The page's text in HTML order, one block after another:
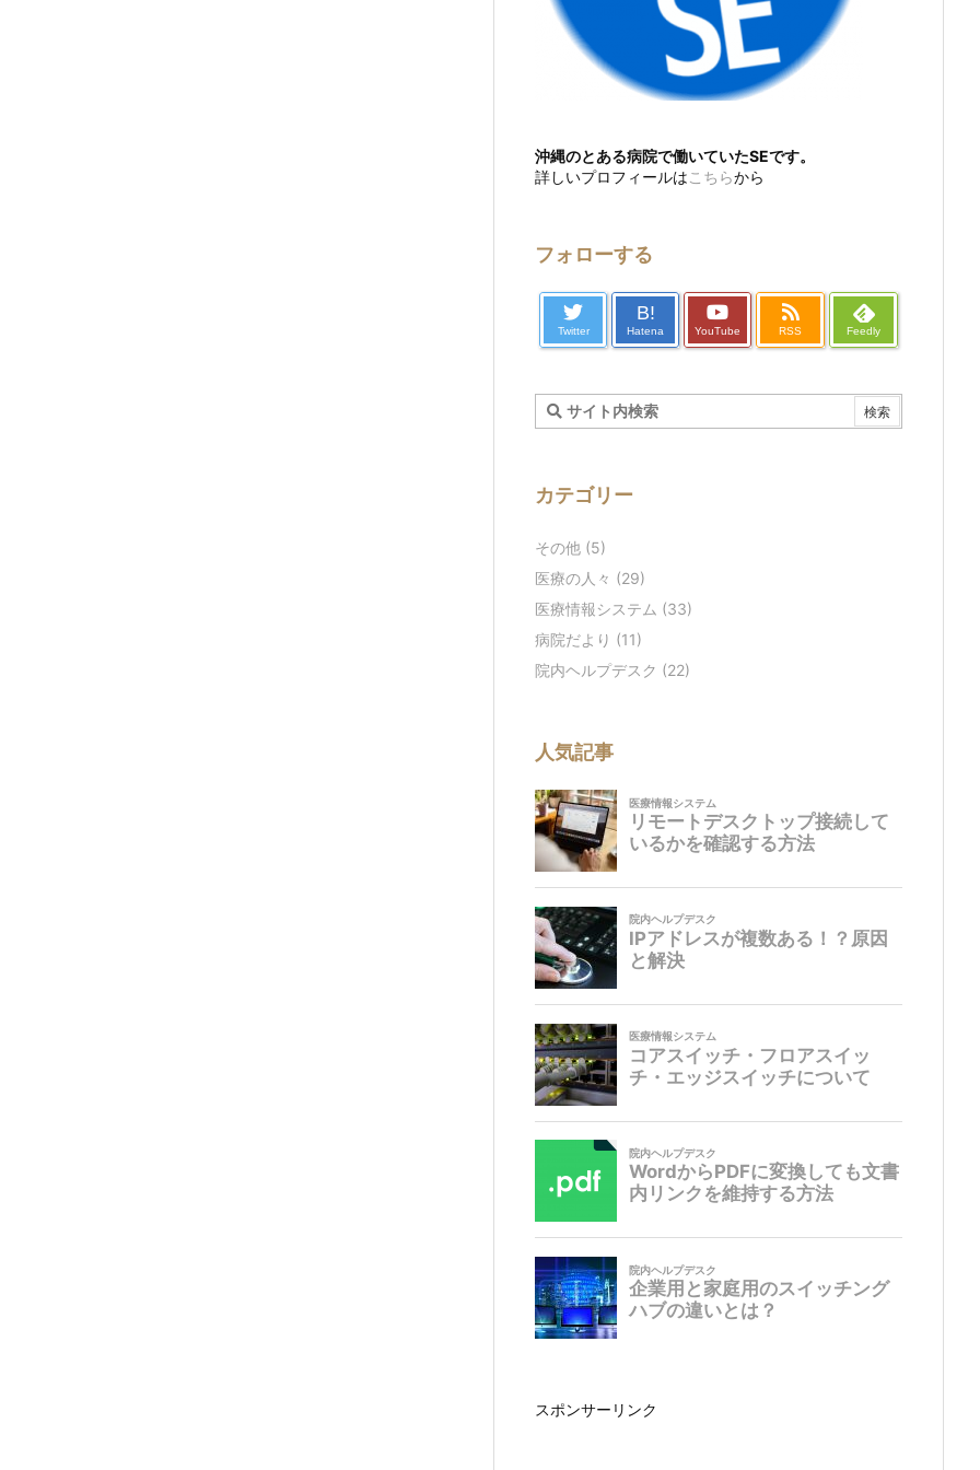
沖縄のとある病院で働いていたSEです。
詳しいプロフィールは こちらから
フォローする
Twitter
B!
Hatena YouTube RSS Feedly
カテゴリー
その他 (5)
医療の人々 (29)
医療情報システム (33)
病院だより (11)
院内ヘルプデスク (22)
人気記事
スポンサーリンク